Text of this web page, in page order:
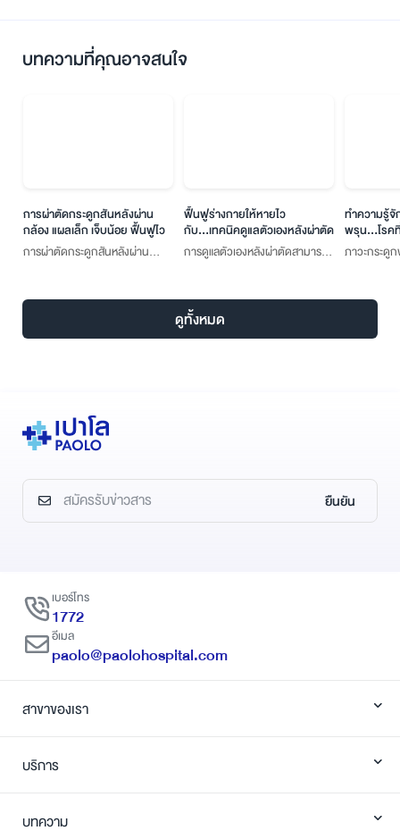
บทความที่คุณอาจสนใจ
การผ่าตัดกระดูกสันหลังผ่าน
กล้อง แผลเล็ก เจ็บน้อย ฟื้นฟูไว
การผ่าตัดกระดูกสันหลังผ่าน
ใช้เทคโนโลยี และเทคนิคในการ
ผ่าตัดแบบเปิด ส่งผลให้มีอาการ
เจ็บน้อยกว่า และลดความเสียหาย
ไว
ฟื้นฟูร่างกายให้หายไว
กับ...เทคนิคดูแลตัวเองหลังผ่าตัด
การดูแลตัวเองหลังผ่าตัดสามารถ
เกิดภาวะแทรกซ้อน ทำให้สามารถ
กลับมาดำเนินชีวิตประจำวันได้
ทำความรู้จั
พรุน...โรค
ข้าม
ภาวะกระดู
ความเปร
หน้าที่สร้าง
หากเกิดกา
เร็วกว่าก
ดูทั้งหมด
ยืนยัน
เบอร์โทร
1772
อีเมล
paolo@paolohospital.com
สาขาของเรา
บริการ
บทความ